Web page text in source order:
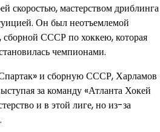
скоростью, мастерством дриблинга
Он был неотъемлемой
СССР по хоккею, которая
чемпионами.
и сборную СССР, Харламов
за команду «Атланта Хокей
и в этой лиге, но из-за